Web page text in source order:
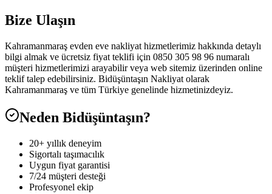
Bize Ulaşın
Kahramanmaraş evden eve nakliyat hizmetlerimiz hakkında detaylı
bilgi almak ve ücretsiz fiyat teklifi için 0850 305 98 96 numaralı
müşteri hizmetlerimizi arayabilir veya web sitemiz üzerinden online
teklif talep edebilirsiniz. Bidüşüntaşın Nakliyat olarak
Kahramanmaraş ve tüm Türkiye genelinde hizmetinizdeyiz.
Neden Bidüşüntaşın?
20+ yıllık deneyim
Sigortalı taşımacılık
Uygun fiyat garantisi
7/24 müşteri desteği
Profesyonel ekip